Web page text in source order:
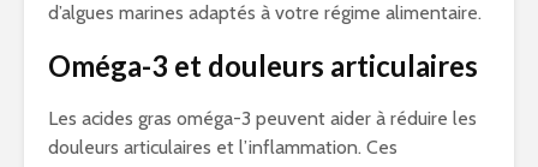
d’algues marines adaptés à votre régime alimentaire.
Oméga-3 et douleurs articulaires
Les acides gras oméga-3 peuvent aider à réduire les
douleurs articulaires et l’inflammation. Ces